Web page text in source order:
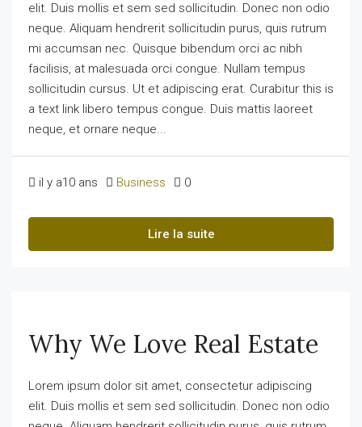
elit. Duis mollis et sem sed sollicitudin. Donec non odio
neque. Aliquam hendrerit sollicitudin purus, quis rutrum
mi accumsan nec. Quisque bibendum orci ac nibh
facilisis, at malesuada orci congue. Nullam tempus
sollicitudin cursus. Ut et adipiscing erat. Curabitur this is
a text link libero tempus congue. Duis mattis laoreet
neque, et ornare neque...
il y a10 ans Business 0
Lire la suite
Why We Love Real Estate
Lorem ipsum dolor sit amet, consectetur adipiscing
elit. Duis mollis et sem sed sollicitudin. Donec non odio